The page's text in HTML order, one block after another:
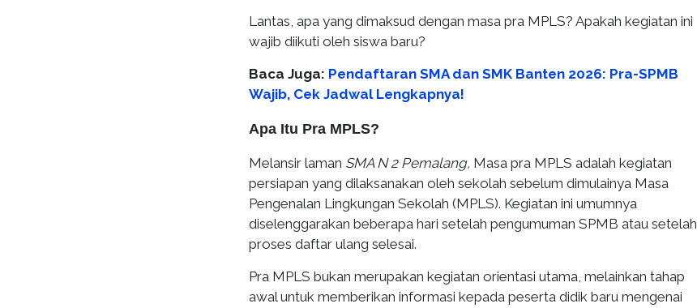
Lantas, apa yang dimaksud dengan masa pra MPLS? Apakah kegiatan ini
wajib diikuti oleh siswa baru?
Baca Juga: Pendaftaran SMA dan SMK Banten 2026: Pra-SPMB
Wajib, Cek Jadwal Lengkapnya!
Apa Itu Pra MPLS?
Melansir laman SMA N 2 Pemalang, Masa pra MPLS adalah kegiatan
persiapan yang dilaksanakan oleh sekolah sebelum dimulainya Masa
Pengenalan Lingkungan Sekolah (MPLS). Kegiatan ini umumnya
diselenggarakan beberapa hari setelah pengumuman SPMB atau setelah
proses daftar ulang selesai.
Pra MPLS bukan merupakan kegiatan orientasi utama, melainkan tahap
awal untuk memberikan informasi kepada peserta didik baru mengenai